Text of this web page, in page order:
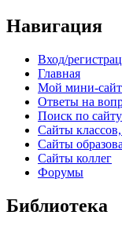
Навигация
Вход/
Главная
Мой мини-сайт
Ответы на
Поиск по сайту
Сайты
Сайты
Сайты коллег
Форумы
Библиотека